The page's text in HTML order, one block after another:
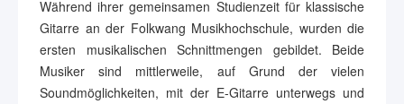
Während ihrer gemeinsamen Studienzeit für klassische
Gitarre an der Folkwang Musikhochschule, wurden die
ersten musikalischen Schnittmengen gebildet. Beide
Musiker sind mittlerweile, auf Grund der vielen
Soundmöglichkeiten, mit der E-Gitarre unterwegs und